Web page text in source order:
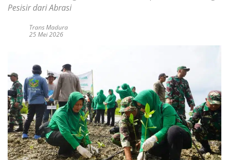
Pesisir dari Abrasi
Trans Madura
25 Mei 2026